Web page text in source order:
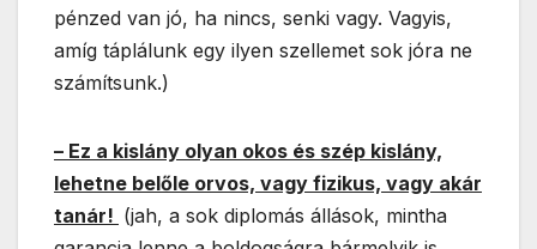
pénzed van jó, ha nincs, senki vagy. Vagyis,
amíg táplálunk egy ilyen szellemet sok jóra ne
számítsunk.)
– Ez a kislány olyan okos és szép kislány,
lehetne belőle orvos, vagy fizikus, vagy akár
tanár! (jah, a sok diplomás állások, mintha